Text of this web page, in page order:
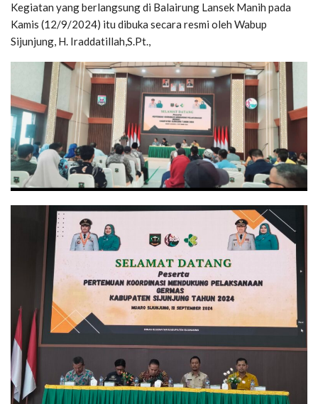
Kegiatan yang berlangsung di Balairung Lansek Manih pada
Kamis (12/9/2024) itu dibuka secara resmi oleh Wabup
Sijunjung, H. Iraddatillah,S.Pt.,